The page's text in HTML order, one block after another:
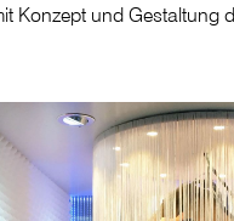
Konzept und Gestaltung